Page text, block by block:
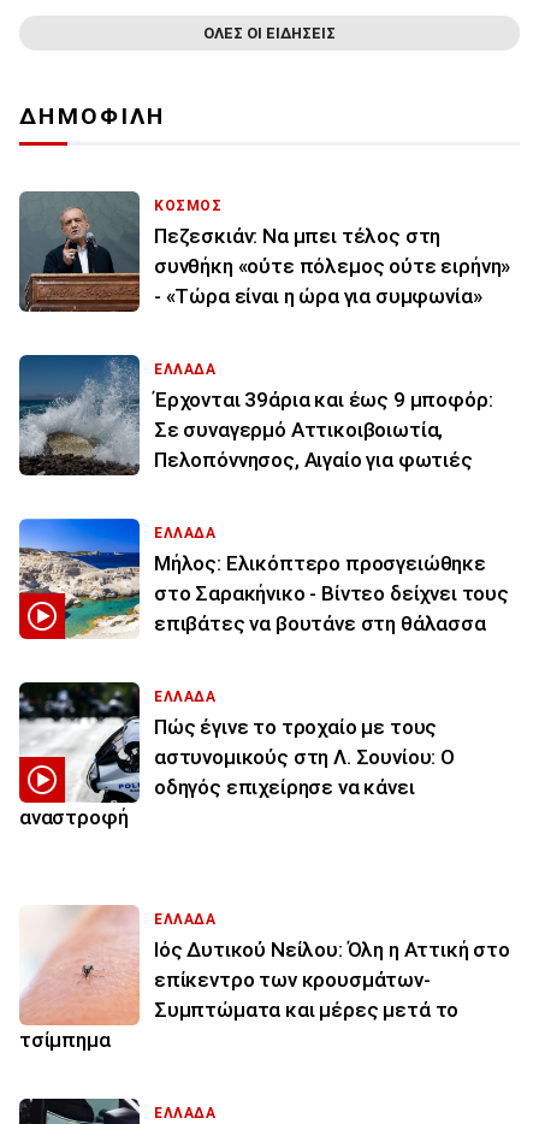
ΟΛΕΣ ΟΙ ΕΙΔΗΣΕΙΣ
ΔΗΜΟΦΙΛΗ
ΚΟΣΜΟΣ
Πεζεσκιάν: Να μπει τέλος στη
συνθήκη «ούτε πόλεμος ούτε ειρήνη»
- «Τώρα είναι η ώρα για συμφωνία»
ΕΛΛΑΔΑ
Έρχονται 39άρια και έως 9 μποφόρ:
Σε συναγερμό Αττικοιβοιωτία,
Πελοπόννησος, Αιγαίο για φωτιές
ΕΛΛΑΔΑ
Μήλος: Ελικόπτερο προσγειώθηκε
στο Σαρακήνικο - Βίντεο δείχνει τους
επιβάτες να βουτάνε στη θάλασσα
ΕΛΛΑΔΑ
Πώς έγινε το τροχαίο με τους
αστυνομικούς στη Λ. Σουνίου: Ο
οδηγός επιχείρησε να κάνει
αναστροφή
ΕΛΛΑΔΑ
Ιός Δυτικού Νείλου: Όλη η Αττική στο
επίκεντρο των κρουσμάτων-
Συμπτώματα και μέρες μετά το
τσίμπημα
ΕΛΛΑΔΑ